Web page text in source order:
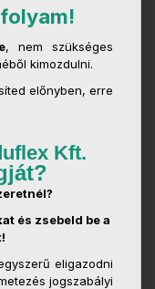
, nem szükséges
kimozdulni.
előnyben, erre
Kft.
és zsebeld be a
eligazodni
jogszabályi